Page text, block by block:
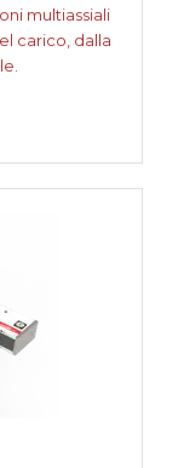
multiassiali
carico, dalla